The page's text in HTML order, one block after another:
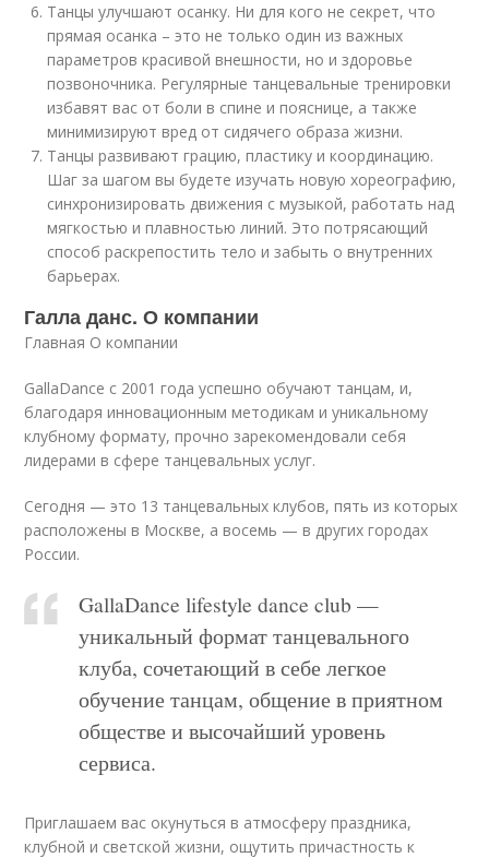
Танцы улучшают осанку. Ни для кого не секрет, что
прямая осанка – это не только один из важных
параметров красивой внешности, но и здоровье
позвоночника. Регулярные танцевальные тренировки
избавят вас от боли в спине и пояснице, а также
минимизируют вред от сидячего образа жизни.
Танцы развивают грацию, пластику и координацию.
Шаг за шагом вы будете изучать новую хореографию,
синхронизировать движения с музыкой, работать над
мягкостью и плавностью линий. Это потрясающий
способ раскрепостить тело и забыть о внутренних
барьерах.
Галла данс. О компании
Главная О компании
GallaDance с 2001 года успешно обучают танцам, и,
благодаря инновационным методикам и уникальному
клубному формату, прочно зарекомендовали себя
лидерами в сфере танцевальных услуг.
Сегодня — это 13 танцевальных клубов, пять из которых
расположены в Москве, а восемь — в других городах
России.
GallaDance lifestyle dance club —
уникальный формат танцевального
клуба, сочетающий в себе легкое
обучение танцам, общение в приятном
обществе и высочайший уровень
сервиса.
Приглашаем вас окунуться в атмосферу праздника,
клубной и светской жизни, ощутить причастность к